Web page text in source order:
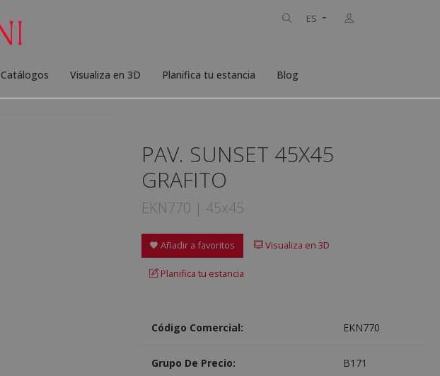
ES
Catálogos Visualiza en 3D Planifica tu estancia Blog
PAV. SUNSET 45X45
GRAFITO
EKN770 | 45x45
Añadir a favoritos Visualiza en 3D
Planifica tu estancia
Código Comercial: EKN770
Grupo De Precio: B171